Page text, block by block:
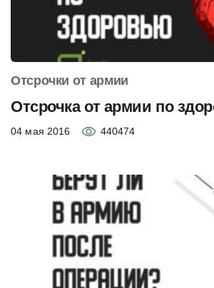
Отсрочки от армии
Отсрочка от армии по
04 мая 2016 440474